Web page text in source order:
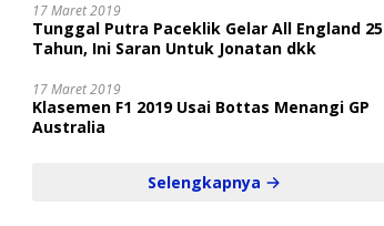
17 Maret 2019
Tunggal Putra Paceklik Gelar All England 25
Tahun, Ini Saran Untuk Jonatan dkk
17 Maret 2019
Klasemen F1 2019 Usai Bottas Menangi GP
Australia
Selengkapnya